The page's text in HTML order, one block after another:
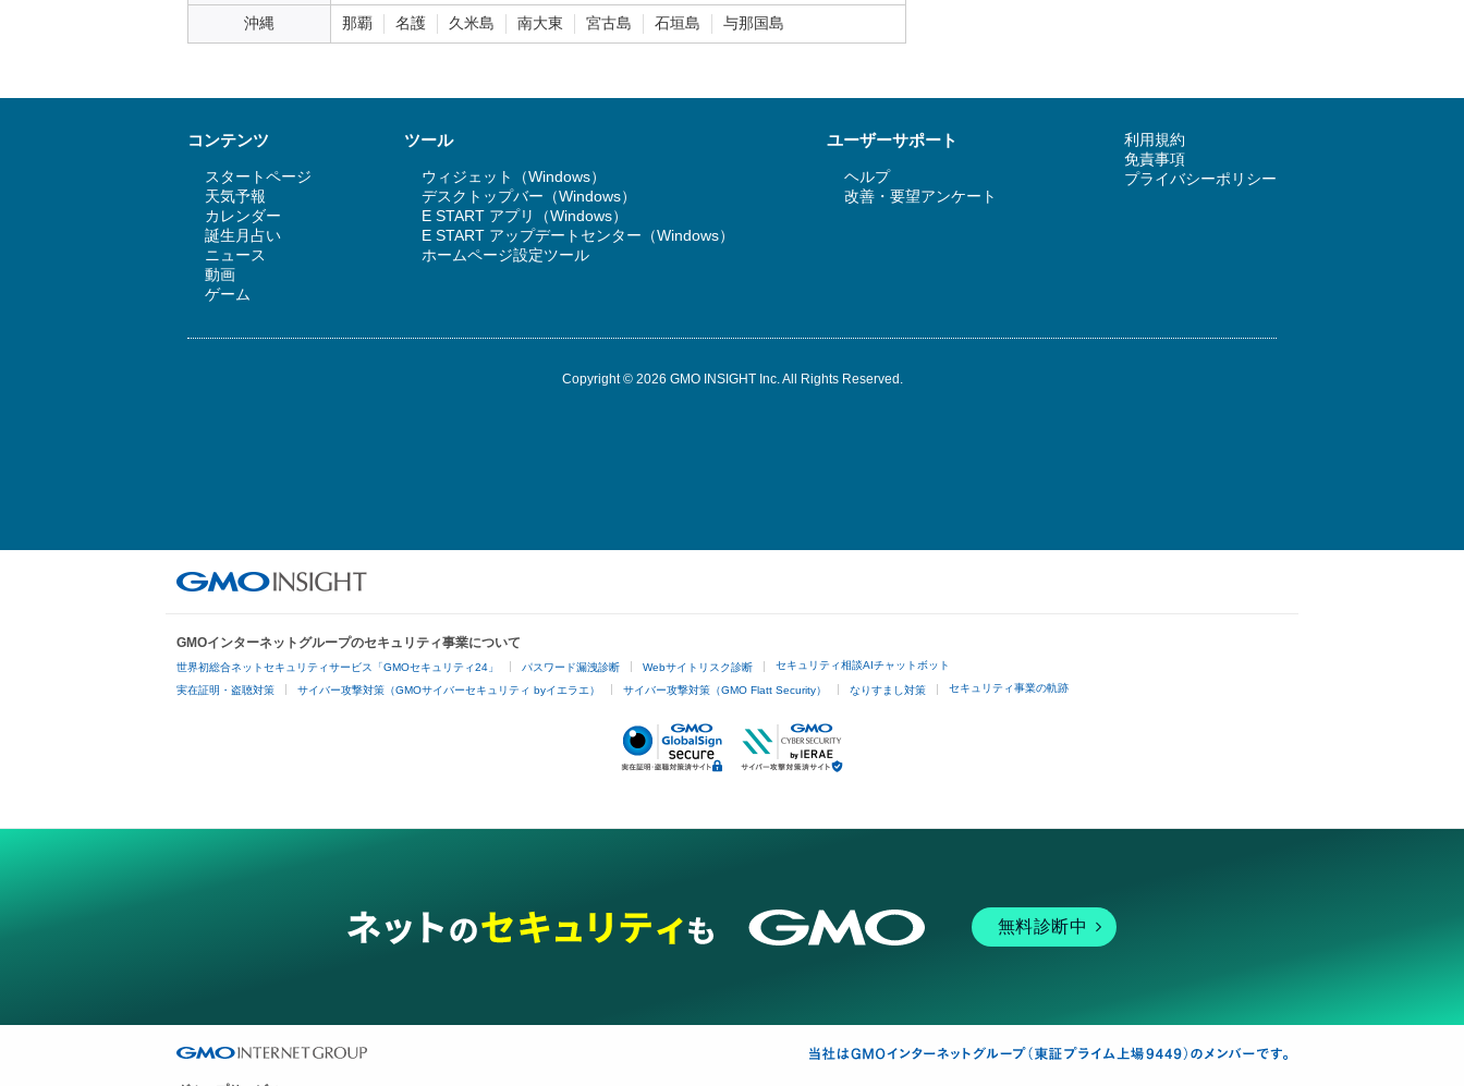
沖縄 那覇 名護 久米島 南大東 宮古島 石垣島 与那国島
コンテンツ
スタートページ
天気予報
カレンダー
誕生月占い
ニュース
動画
ゲーム
ツール
ウィジェット（Windows）
デスクトップバー（Windows）
E START アプリ（Windows）
E START アップデートセンター（Windows）
ホームページ設定ツール
ユーザーサポート
ヘルプ
改善・要望アンケート
利用規約
免責事項
プライバシーポリシー
Copyright © 2026 GMO INSIGHT Inc. All Rights Reserved.
GMOインターネットグループのセキュリティ事業について
世界初総合ネットセキュリティサービス「GMOセキュリティ24」 パスワード漏洩診断 Webサイトリスク診断 セキュリティ相談AIチャットボット
実在証明・盗聴対策 サイバー攻撃対策（GMOサイバーセキュリティ byイエラエ） サイバー攻撃対策（GMO Flatt Security） なりすまし対策 セキュリティ事業の軌跡
無料診断中